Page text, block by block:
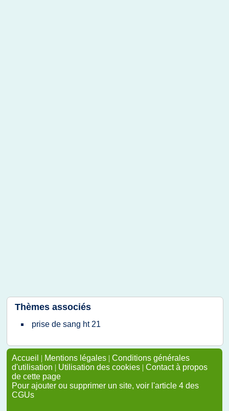
Thèmes associés
prise de sang ht 21
Accueil | Mentions légales | Conditions générales
d'utilisation | Utilisation des cookies | Contact à propos
de cette page
Pour ajouter ou supprimer un site, voir l'article 4 des
CGUs